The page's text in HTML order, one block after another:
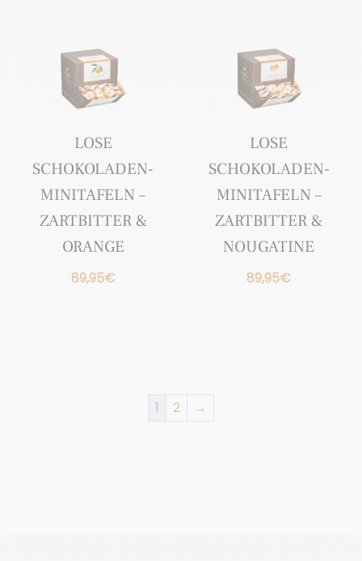
LOSE
SCHOKOLADEN-
MINITAFELN –
ZARTBITTER &
ORANGE
89,95€
LOSE
SCHOKOLADEN-
MINITAFELN –
ZARTBITTER &
NOUGATINE
89,95€
1 2 →